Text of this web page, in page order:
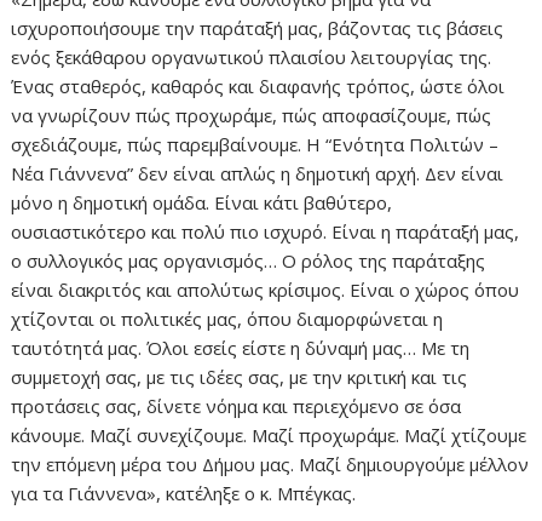
ισχυροποιήσουμε την παράταξή μας, βάζοντας τις βάσεις
ενός ξεκάθαρου οργανωτικού πλαισίου λειτουργίας της.
Ένας σταθερός, καθαρός και διαφανής τρόπος, ώστε όλοι
να γνωρίζουν πώς προχωράμε, πώς αποφασίζουμε, πώς
σχεδιάζουμε, πώς παρεμβαίνουμε. Η “Ενότητα Πολιτών –
Νέα Γιάννενα” δεν είναι απλώς η δημοτική αρχή. Δεν είναι
μόνο η δημοτική ομάδα. Είναι κάτι βαθύτερο,
ουσιαστικότερο και πολύ πιο ισχυρό. Είναι η παράταξή μας,
ο συλλογικός μας οργανισμός… Ο ρόλος της παράταξης
είναι διακριτός και απολύτως κρίσιμος. Είναι ο χώρος όπου
χτίζονται οι πολιτικές μας, όπου διαμορφώνεται η
ταυτότητά μας. Όλοι εσείς είστε η δύναμή μας… Με τη
συμμετοχή σας, με τις ιδέες σας, με την κριτική και τις
προτάσεις σας, δίνετε νόημα και περιεχόμενο σε όσα
κάνουμε. Μαζί συνεχίζουμε. Μαζί προχωράμε. Μαζί χτίζουμε
την επόμενη μέρα του Δήμου μας. Μαζί δημιουργούμε μέλλον
για τα Γιάννενα», κατέληξε ο κ. Μπέγκας.